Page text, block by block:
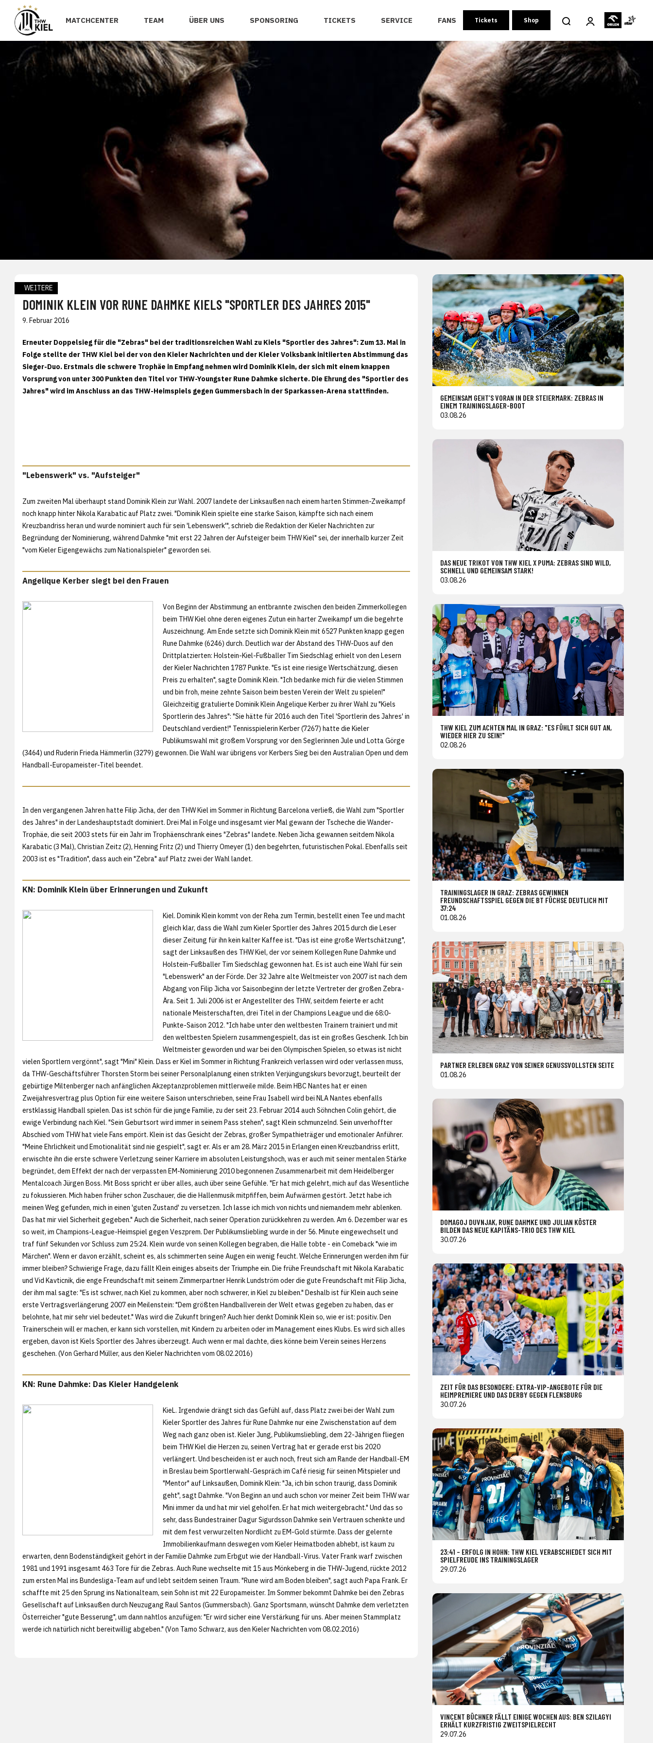
MATCHCENTER TEAM ÜBER UNS SPONSORING TICKETS SERVICE FANS Tickets Shop
WEITERE
DOMINIK KLEIN VOR RUNE DAHMKE KIELS "SPORTLER DES JAHRES 2015"
9. Februar 2016
Erneuter Doppelsieg für die "Zebras" bei der traditionsreichen Wahl zu Kiels "Sportler des Jahres": Zum 13. Mal in
Folge stellte der THW Kiel bei der von den Kieler Nachrichten und der Kieler Volksbank initiierten Abstimmung das
Sieger-Duo. Erstmals die schwere Trophäe in Empfang nehmen wird Dominik Klein, der sich mit einem knappen
Vorsprung von unter 300 Punkten den Titel vor THW-Youngster Rune Dahmke sicherte. Die Ehrung des "Sportler des
Jahres" wird im Anschluss an das THW-Heimspiels gegen Gummersbach in der Sparkassen-Arena stattfinden.
"Lebenswerk" vs. "Aufsteiger"
Zum zweiten Mal überhaupt stand Dominik Klein zur Wahl. 2007 landete der Linksaußen nach einem harten Stimmen-Zweikampf
noch knapp hinter Nikola Karabatic auf Platz zwei. "Dominik Klein spielte eine starke Saison, kämpfte sich nach einem
Kreuzbandriss heran und wurde nominiert auch für sein 'Lebenswerk'", schrieb die Redaktion der Kieler Nachrichten zur
Begründung der Nominierung, während Dahmke "mit erst 22 Jahren der Aufsteiger beim THW Kiel" sei, der innerhalb kurzer Zeit
"vom Kieler Eigengewächs zum Nationalspieler" geworden sei.
Angelique Kerber siegt bei den Frauen
Von Beginn der Abstimmung an entbrannte zwischen den beiden Zimmerkollegen
beim THW Kiel ohne deren eigenes Zutun ein harter Zweikampf um die begehrte
Auszeichnung. Am Ende setzte sich Dominik Klein mit 6527 Punkten knapp gegen
Rune Dahmke (6246) durch. Deutlich war der Abstand des THW-Duos auf den
Drittplatzierten: Holstein-Kiel-Fußballer Tim Siedschlag erhielt von den Lesern
der Kieler Nachrichten 1787 Punkte. "Es ist eine riesige Wertschätzung, diesen
Preis zu erhalten", sagte Dominik Klein. "Ich bedanke mich für die vielen Stimmen
und bin froh, meine zehnte Saison beim besten Verein der Welt zu spielen!"
Gleichzeitig gratulierte Dominik Klein Angelique Kerber zu ihrer Wahl zu "Kiels
Sportlerin des Jahres": "Sie hätte für 2016 auch den Titel 'Sportlerin des Jahres' in
Deutschland verdient!" Tennisspielerin Kerber (7267) hatte die Kieler
Publikumswahl mit großem Vorsprung vor den Seglerinnen Jule und Lotta Görge
(3464) und Ruderin Frieda Hämmerlin (3279) gewonnen. Die Wahl war übrigens vor Kerbers Sieg bei den Australian Open und dem
Handball-Europameister-Titel beendet.
In den vergangenen Jahren hatte Filip Jicha, der den THW Kiel im Sommer in Richtung Barcelona verließ, die Wahl zum "Sportler
des Jahres" in der Landeshauptstadt dominiert. Drei Mal in Folge und insgesamt vier Mal gewann der Tscheche die Wander-
Trophäe, die seit 2003 stets für ein Jahr im Trophäenschrank eines "Zebras" landete. Neben Jicha gewannen seitdem Nikola
Karabatic (3 Mal), Christian Zeitz (2), Henning Fritz (2) und Thierry Omeyer (1) den begehrten, futuristischen Pokal. Ebenfalls seit
2003 ist es "Tradition", dass auch ein "Zebra" auf Platz zwei der Wahl landet.
KN: Dominik Klein über Erinnerungen und Zukunft
Kiel. Dominik Klein kommt von der Reha zum Termin, bestellt einen Tee und macht
gleich klar, dass die Wahl zum Kieler Sportler des Jahres 2015 durch die Leser
dieser Zeitung für ihn kein kalter Kaffee ist. "Das ist eine große Wertschätzung",
sagt der Linksaußen des THW Kiel, der vor seinem Kollegen Rune Dahmke und
Holstein-Fußballer Tim Siedschlag gewonnen hat. Es ist auch eine Wahl für sein
"Lebenswerk" an der Förde. Der 32 Jahre alte Weltmeister von 2007 ist nach dem
Abgang von Filip Jicha vor Saisonbeginn der letzte Vertreter der großen Zebra-
Ära. Seit 1. Juli 2006 ist er Angestellter des THW, seitdem feierte er acht
nationale Meisterschaften, drei Titel in der Champions League und die 68:0-
Punkte-Saison 2012. "Ich habe unter den weltbesten Trainern trainiert und mit
den weltbesten Spielern zusammengespielt, das ist ein großes Geschenk. Ich bin
Weltmeister geworden und war bei den Olympischen Spielen, so etwas ist nicht
vielen Sportlern vergönnt", sagt "Mini" Klein. Dass er Kiel im Sommer in Richtung Frankreich verlassen wird oder verlassen muss,
da THW-Geschäftsführer Thorsten Storm bei seiner Personalplanung einen strikten Verjüngungskurs bevorzugt, beurteilt der
gebürtige Miltenberger nach anfänglichen Akzeptanzproblemen mittlerweile milde. Beim HBC Nantes hat er einen
Zweijahresvertrag plus Option für eine weitere Saison unterschrieben, seine Frau Isabell wird bei NLA Nantes ebenfalls
erstklassig Handball spielen. Das ist schön für die junge Familie, zu der seit 23. Februar 2014 auch Söhnchen Colin gehört, die
ewige Verbindung nach Kiel. "Sein Geburtsort wird immer in seinem Pass stehen", sagt Klein schmunzelnd. Sein unverhoffter
Abschied vom THW hat viele Fans empört. Klein ist das Gesicht der Zebras, großer Sympathieträger und emotionaler Anführer.
"Meine Ehrlichkeit und Emotionalität sind nie gespielt", sagt er. Als er am 28. März 2015 in Erlangen einen Kreuzbandriss erlitt,
erwischte ihn die erste schwere Verletzung seiner Karriere im absoluten Leistungshoch, was er auch mit seiner mentalen Stärke
begründet, dem Effekt der nach der verpassten EM-Nominierung 2010 begonnenen Zusammenarbeit mit dem Heidelberger
Mentalcoach Jürgen Boss. Mit Boss spricht er über alles, auch über seine Gefühle. "Er hat mich gelehrt, mich auf das Wesentliche
zu fokussieren. Mich haben früher schon Zuschauer, die die Hallenmusik mitpfiffen, beim Aufwärmen gestört. Jetzt habe ich
meinen Weg gefunden, mich in einen 'guten Zustand' zu versetzen. Ich lasse ich mich von nichts und niemandem mehr ablenken.
Das hat mir viel Sicherheit gegeben." Auch die Sicherheit, nach seiner Operation zurückkehren zu werden. Am 6. Dezember war es
so weit, im Champions-League-Heimspiel gegen Veszprem. Der Publikumsliebling wurde in der 56. Minute eingewechselt und
traf fünf Sekunden vor Schluss zum 25:24. Klein wurde von seinen Kollegen begraben, die Halle tobte - ein Comeback "wie im
Märchen". Wenn er davon erzählt, scheint es, als schimmerten seine Augen ein wenig feucht. Welche Erinnerungen werden ihm für
immer bleiben? Schwierige Frage, dazu fällt Klein einiges abseits der Triumphe ein. Die frühe Freundschaft mit Nikola Karabatic
und Vid Kavticnik, die enge Freundschaft mit seinem Zimmerpartner Henrik Lundström oder die gute Freundschaft mit Filip Jicha,
der ihm mal sagte: "Es ist schwer, nach Kiel zu kommen, aber noch schwerer, in Kiel zu bleiben." Deshalb ist für Klein auch seine
erste Vertragsverlängerung 2007 ein Meilenstein: "Dem größten Handballverein der Welt etwas gegeben zu haben, das er
belohnte, hat mir sehr viel bedeutet." Was wird die Zukunft bringen? Auch hier denkt Dominik Klein so, wie er ist: positiv. Den
Trainerschein will er machen, er kann sich vorstellen, mit Kindern zu arbeiten oder im Management eines Klubs. Es wird sich alles
ergeben, davon ist Kiels Sportler des Jahres überzeugt. Auch wenn er mal dachte, dies könne beim Verein seines Herzens
geschehen. (Von Gerhard Müller, aus den Kieler Nachrichten vom 08.02.2016)
KN: Rune Dahmke: Das Kieler Handgelenk
KieL. Irgendwie drängt sich das Gefühl auf, dass Platz zwei bei der Wahl zum
Kieler Sportler des Jahres für Rune Dahmke nur eine Zwischenstation auf dem
Weg nach ganz oben ist. Kieler Jung, Publikumsliebling, dem 22-Jährigen fliegen
beim THW Kiel die Herzen zu, seinen Vertrag hat er gerade erst bis 2020
verlängert. Und bescheiden ist er auch noch, freut sich am Rande der Handball-EM
in Breslau beim Sportlerwahl-Gespräch im Café riesig für seinen Mitspieler und
"Mentor" auf Linksaußen, Dominik Klein: "Ja, ich bin schon traurig, dass Dominik
geht", sagt Dahmke. "Von Beginn an und auch schon vor meiner Zeit beim THW war
Mini immer da und hat mir viel geholfen. Er hat mich weitergebracht." Und das so
sehr, dass Bundestrainer Dagur Sigurdsson Dahmke sein Vertrauen schenkte und
mit dem fest verwurzelten Nordlicht zu EM-Gold stürmte. Dass der gelernte
Immobilienkaufmann deswegen vom Kieler Heimatboden abhebt, ist kaum zu
erwarten, denn Bodenständigkeit gehört in der Familie Dahmke zum Erbgut wie der Handball-Virus. Vater Frank warf zwischen
1981 und 1991 insgesamt 463 Tore für die Zebras. Auch Rune wechselte mit 15 aus Mönkeberg in die THW-Jugend, rückte 2012
zum ersten Mal ins Bundesliga-Team auf und lebt seitdem seinen Traum. "Rune wird am Boden bleiben", sagt auch Papa Frank. Er
schaffte mit 25 den Sprung ins Nationalteam, sein Sohn ist mit 22 Europameister. Im Sommer bekommt Dahmke bei den Zebras
Gesellschaft auf Linksaußen durch Neuzugang Raul Santos (Gummersbach). Ganz Sportsmann, wünscht Dahmke dem verletzten
Österreicher "gute Besserung", um dann nahtlos anzufügen: "Er wird sicher eine Verstärkung für uns. Aber meinen Stammplatz
werde ich natürlich nicht bereitwillig abgeben." (Von Tamo Schwarz, aus den Kieler Nachrichten vom 08.02.2016)
GEMEINSAM GEHT’S VORAN IN DER STEIERMARK: ZEBRAS IN
EINEM TRAININGSLAGER-BOOT
03.08.26
DAS NEUE TRIKOT VON THW KIEL X PUMA: ZEBRAS SIND WILD,
SCHNELL UND GEMEINSAM STARK!
03.08.26
THW KIEL ZUM ACHTEN MAL IN GRAZ: "ES FÜHLT SICH GUT AN,
WIEDER HIER ZU SEIN!"
02.08.26
TRAININGSLAGER IN GRAZ: ZEBRAS GEWINNEN
FREUNDSCHAFTSSPIEL GEGEN DIE BT FÜCHSE DEUTLICH MIT
37:24
01.08.26
PARTNER ERLEBEN GRAZ VON SEINER GENUSSVOLLSTEN SEITE
01.08.26
DOMAGOJ DUVNJAK, RUNE DAHMKE UND JULIAN KÖSTER
BILDEN DAS NEUE KAPITÄNS-TRIO DES THW KIEL
30.07.26
ZEIT FÜR DAS BESONDERE: EXTRA-VIP-ANGEBOTE FÜR DIE
HEIMPREMIERE UND DAS DERBY GEGEN FLENSBURG
30.07.26
23:41 – ERFOLG IN HOHN: THW KIEL VERABSCHIEDET SICH MIT
SPIELFREUDE INS TRAININGSLAGER
29.07.26
VINCENT BÜCHNER FÄLLT EINIGE WOCHEN AUS: BEN SZILAGYI
ERHÄLT KURZFRISTIG ZWEITSPIELRECHT
29.07.26